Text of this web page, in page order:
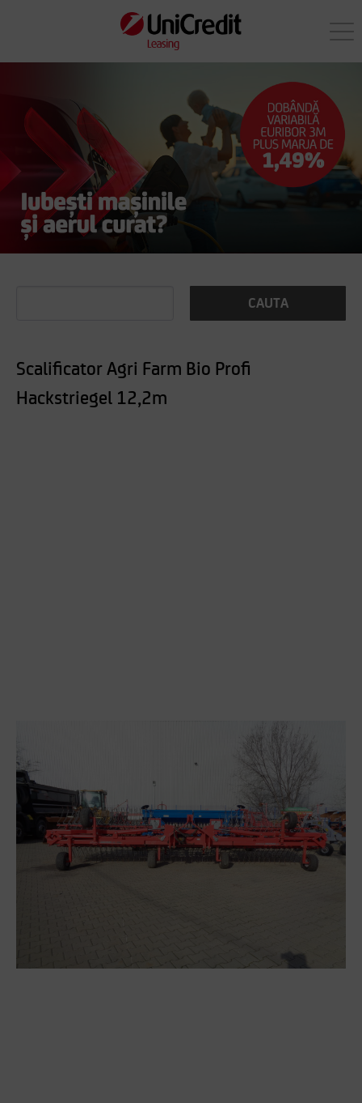
CAUTA
Scalificator Agri Farm Bio Profi
Hackstriegel 12,2m